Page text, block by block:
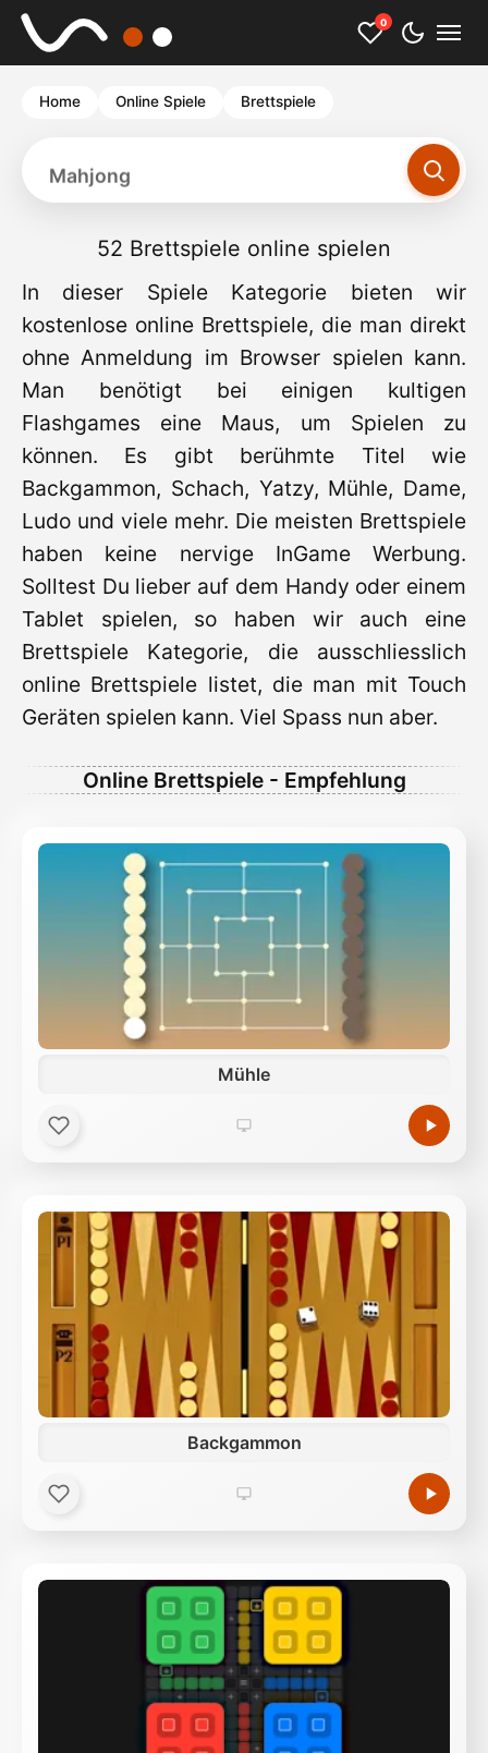
0
Home Online Spiele Brettspiele
Mahjong
52 Brettspiele online spielen
In dieser Spiele Kategorie bieten wir
kostenlose online Brettspiele, die man direkt
ohne Anmeldung im Browser spielen kann.
Man benötigt bei einigen kultigen
Flashgames eine Maus, um Spielen zu
können. Es gibt berühmte Titel wie
Backgammon, Schach, Yatzy, Mühle, Dame,
Ludo und viele mehr. Die meisten Brettspiele
haben keine nervige InGame Werbung.
Solltest Du lieber auf dem Handy oder einem
Tablet spielen, so haben wir auch eine
Brettspiele Kategorie, die ausschliesslich
online Brettspiele listet, die man mit Touch
Geräten spielen kann. Viel Spass nun aber.
Online Brettspiele - Empfehlung
Mühle
Backgammon